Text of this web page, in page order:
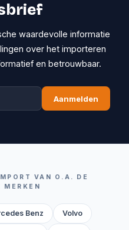
waardevolle informatie
over het importeren
en betrouwbaar.
Aanmelden
VAN O.A. DE
MERKEN
Benz Volvo